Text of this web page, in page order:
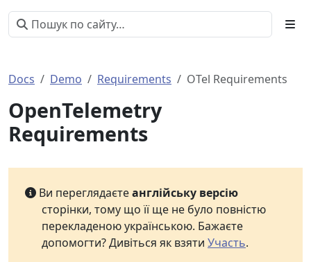
Docs Demo Requirements OTel Requirements
OpenTelemetry
Requirements
Ви переглядаєтеанглійську версію
сторінки, тому що її ще не було повністю
перекладеною українською. Бажаєте
допомогти? Дивіться як взяти Участь.